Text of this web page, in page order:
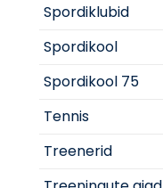
Spordiklubid
Spordikool
Spordikool 75
Tennis
Treenerid